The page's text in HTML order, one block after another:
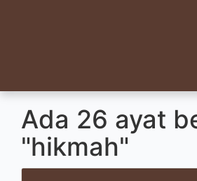
Ada 26 ayat
"hikmah"